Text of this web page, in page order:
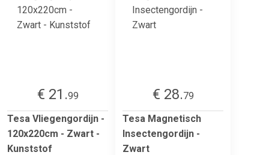
€ 21.99
Tesa Vliegengordijn -
120x220cm - Zwart -
Kunststof
€ 28.79
Tesa Magnetisch
Insectengordijn -
Zwart